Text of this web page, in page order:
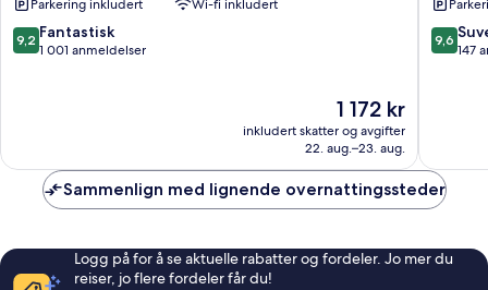
Town
sentrum
Parkering inkludert
Wi-fi inkludert
9.2
av
9,2 Fantastisk
1 001 anmeldelser
Prisen
er
1 172 kr
1 172 kr
inkludert skatter og avgifter
22. aug.–23. aug.
Town
sentrum
9.6
av
9,6
147
Sammenlign med lignende overnattingssteder
Logg på for å se aktuelle rabatter og fordeler. Jo mer du
reiser, jo flere fordeler får du!